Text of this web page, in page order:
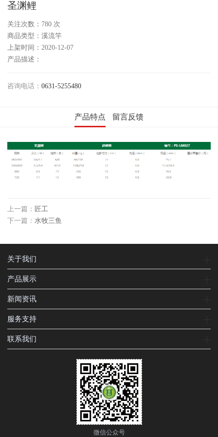
圣渊鲤
关注次数： 780 次
商品类型：溪流竿
上架时间：2020-12-07
产品描述：
咨询电话： 0631-5255480
产品特点 留言反馈
上一篇： 匠工
下一篇： 水牧三鱼
关于我们
产品展示
新闻资讯
服务支持
联系我们
微信公众号